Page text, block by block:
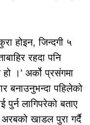
होइन, जिन्दगी ५
रहदा पनि
।’ अर्को प्रसंगमा
बनाउनुभन्दा पहिलेको
लागिपरेको बताए
खाडल पुरा गर्दै